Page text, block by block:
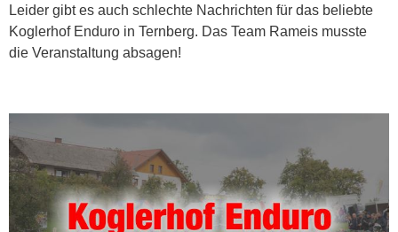
Leider gibt es auch schlechte Nachrichten für das beliebte
Koglerhof Enduro in Ternberg. Das Team Rameis musste
die Veranstaltung absagen!